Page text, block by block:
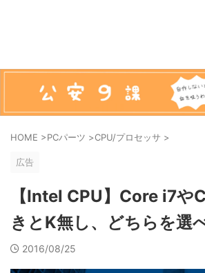
HOME >PCパーツ >CPU/プロセッサ >
広告
【Intel CPU】Core i7や
きとK無し、どちらを選
2016/08/25